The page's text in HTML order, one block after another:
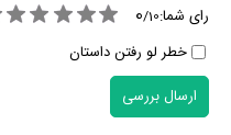
رای شما: 0/10
خطر لو رفتن داستان
ارسال بررسی